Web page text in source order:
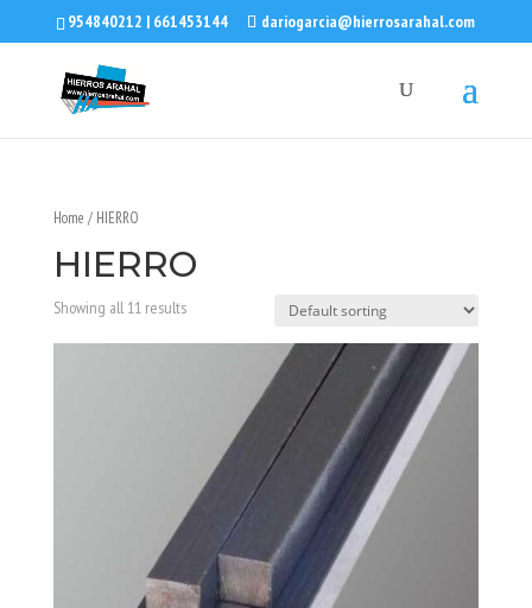
954840212 | 661453144 dariogarcia@hierrosarahal.com
Home / HIERRO
HIERRO
Showing all 11 results